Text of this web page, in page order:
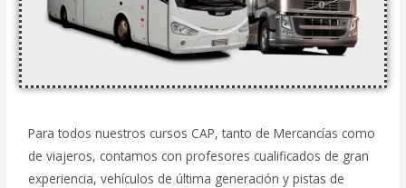
Para todos nuestros cursos CAP, tanto de Mercancías como
de viajeros, contamos con profesores cualificados de gran
experiencia, vehículos de última generación y pistas de